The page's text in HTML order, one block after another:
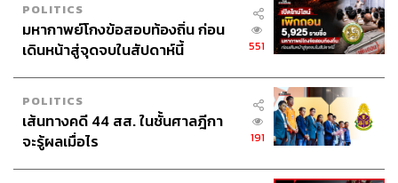
POLITICS
มหากาพย์โกงข้อสอบท้องถิ่น ก่อน
เดินหน้าสู่จุดจบในสัปดาห์นี้
551
POLITICS
เส้นทางคดี 44 สส. ในชั้นศาลฎีกา
จะรู้ผลเมื่อไร
191